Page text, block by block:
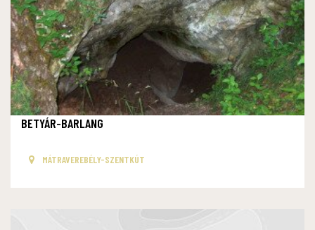
BETYÁR-BARLANG
MÁTRAVEREBÉLY-SZENTKÚT